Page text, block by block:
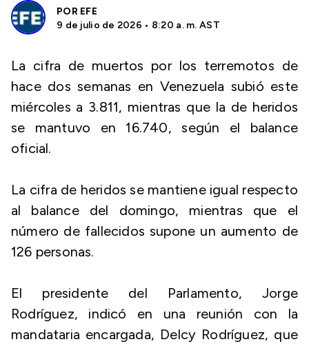
POR EFE
9 de julio de 2026 • 8:20 a. m. AST
La cifra de muertos por los terremotos de
hace dos semanas en Venezuela subió este
miércoles a 3.811, mientras que la de heridos
se mantuvo en 16.740, según el balance
oficial.
La cifra de heridos se mantiene igual respecto
al balance del domingo, mientras que el
número de fallecidos supone un aumento de
126 personas.
El presidente del Parlamento, Jorge
Rodríguez, indicó en una reunión con la
mandataria encargada, Delcy Rodríguez, que